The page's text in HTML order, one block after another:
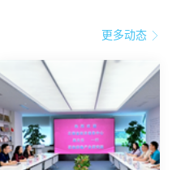
更多动态